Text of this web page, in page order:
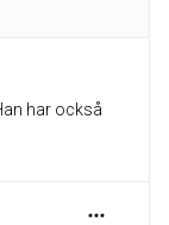
har också